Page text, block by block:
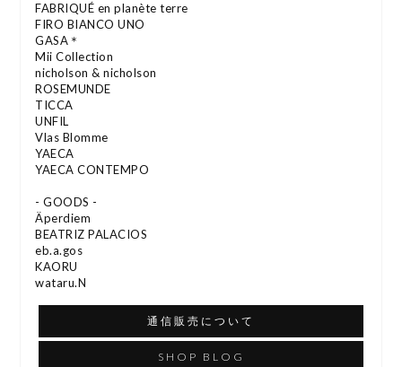
FABRIQUÉ en planète terre
FIRO BIANCO UNO
GASA＊
Mii Collection
nicholson & nicholson
ROSEMUNDE
TICCA
UNFIL
Vlas Blomme
YAECA
YAECA CONTEMPO
- GOODS -
Äperdiem
BEATRIZ PALACIOS
eb.a.gos
KAORU
wataru.N
通信販売について
SHOP BLOG